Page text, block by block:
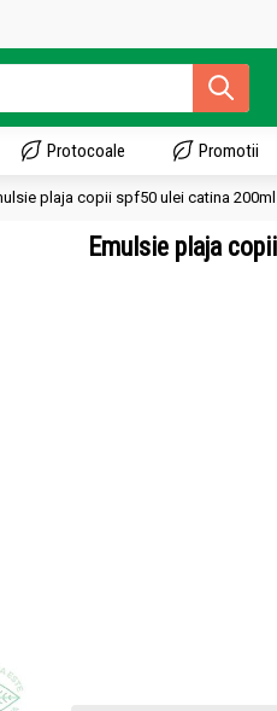
Protocoale Promotii
plaja copii spf50 ulei catina
Emulsie plaja